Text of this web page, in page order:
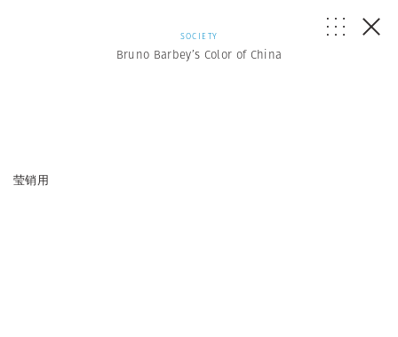
SOCIETY
Bruno Barbey’s Color of China
莹销用